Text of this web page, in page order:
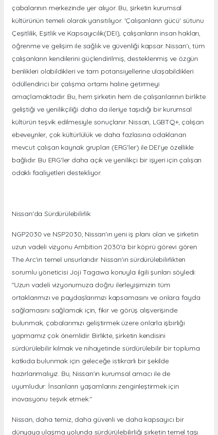
çabalarının merkezinde yer alıyor. Bu, şirketin kurumsal
kültürünün temeli olarak yansıtılıyor. 'Çalışanların gücü' sütunu
Çeşitlilik, Eşitlik ve Kapsayıcılık(DEI), çalışanların insan hakları,
öğrenme ve gelişim ile sağlık ve güvenliği kapsar. Nissan'ı, tüm
çalışanların kendilerini güçlendirilmiş, desteklenmiş ve özgün
benlikleri olabildikleri ve tam potansiyellerine ulaşabildikleri
ödüllendirici bir çalışma ortamı haline getirmeyi
amaçlamaktadır. Bu, hem şirketin hem de çalışanlarının birlikte
geliştiği ve yenilikçiliği daha da ileriye taşıdığı bir kurumsal
kültürün teşvik edilmesiyle sonuçlanır. Nissan, LGBTQ+, çalışan
ebeveynler, çok kültürlülük ve daha fazlasına odaklanan
mevcut çalışan kaynak grupları (ERG'ler) ile DEI'ye özellikle
bağlıdır. Bu ERG'ler daha açık ve yenilikçi bir işyeri için çalışan
odaklı faaliyetleri destekliyor.
Nissan'da Sürdürülebilirlik
NGP2030 ve NSP2030, Nissan'ın yeni iş planı olan ve şirketin
uzun vadeli vizyonu Ambition 2030'a bir köprü görevi gören
The Arc'ın temel unsurlarıdır. Nissan'ın sürdürülebilirlikten
sorumlu yöneticisi Joji Tagawa konuyla ilgili şunları söyledi:
"Uzun vadeli vizyonumuza doğru ilerleyişimizin tüm
ortaklarımızı ve paydaşlarımızı kapsamasını ve onlara fayda
sağlamasını sağlamak için, fikir ve görüş alışverişinde
bulunmak, çabalarımızı geliştirmek üzere onlarla işbirliği
yapmamız çok önemlidir. Birlikte, şirketin kendisini
sürdürülebilir kılmak ve nihayetinde sürdürülebilir bir topluma
katkıda bulunmak için geleceğe istikrarlı bir şekilde
hazırlanmalıyız. Bu, Nissan'ın kurumsal amacı ile de
uyumludur: İnsanların yaşamlarını zenginleştirmek için
inovasyonu teşvik etmek."
Nissan, daha temiz, daha güvenli ve daha kapsayıcı bir
dünyaya ulaşma yolunda sürdürülebilirliği şirketin temel taşı